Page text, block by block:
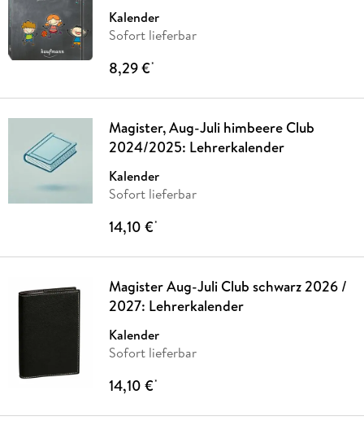
Kalender
Sofort lieferbar
8,29 €*
Magister, Aug-Juli himbeere Club
2024/2025: Lehrerkalender
Kalender
Sofort lieferbar
14,10 €*
Magister Aug-Juli Club schwarz 2026 /
2027: Lehrerkalender
Kalender
Sofort lieferbar
14,10 €*